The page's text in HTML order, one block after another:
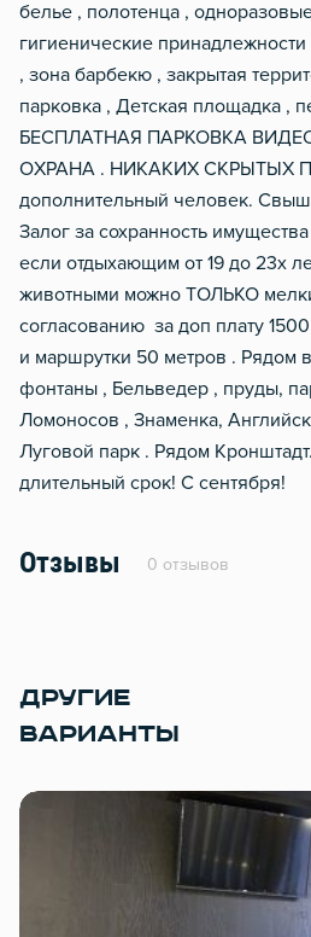
белье , полотенца ,
гигиенические
, зона барбекю , закрытая
парковка , Детская площадка ,
БЕСПЛАТНАЯ ПАРКОВКА
ОХРАНА . НИКАКИХ СКРЫТЫХ
дополнительный человек.
Залог за сохранность
если отдыхающим от 19 до 23х
животными можно ТОЛЬКО
согласованию за доп плату
и маршрутки 50 метров . Рядом
фонтаны , Бельведер , пруды,
Ломоносов , Знаменка,
Луговой парк . Рядом
длительный срок! С сентября!
Отзывы 0 отзывов
ДРУГИЕ
ВАРИАНТЫ